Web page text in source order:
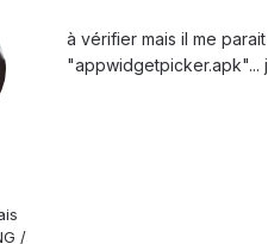
/
à vérifier mais il me
"appwidgetpicker.apk"...